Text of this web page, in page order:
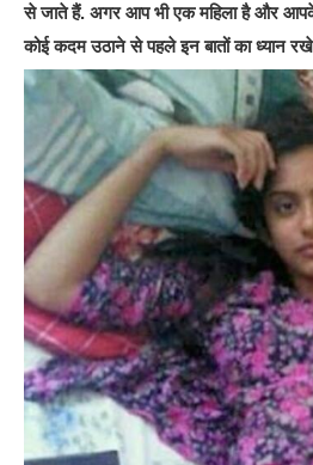
से जाते हैं. अगर आप भी एक महिला है और
कोई कदम उठाने से पहले इन बातों का ध्यान